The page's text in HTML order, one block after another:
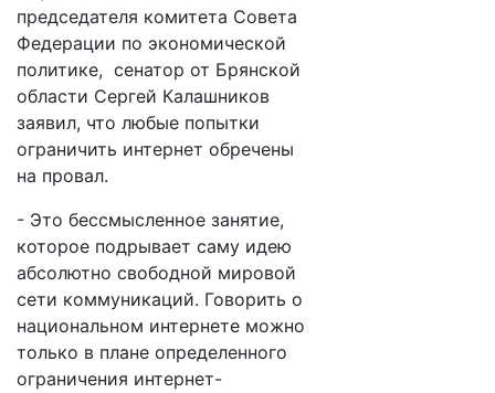
председателя комитета Совета
Федерации по экономической
политике, сенатор от Брянской
области Сергей Калашников
заявил, что любые попытки
ограничить интернет обречены
на провал.
- Это бессмысленное занятие,
которое подрывает саму идею
абсолютно свободной мировой
сети коммуникаций. Говорить о
национальном интернете можно
только в плане определенного
ограничения интернет-